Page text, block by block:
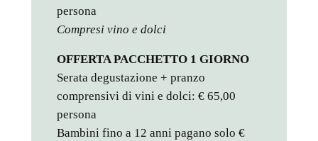
persona
Compresi vino e dolci
OFFERTA PACCHETTO 1 GIORNO
Serata degustazione + pranzo
comprensivi di vini e dolci: € 65,00
persona
Bambini fino a 12 anni pagano solo €